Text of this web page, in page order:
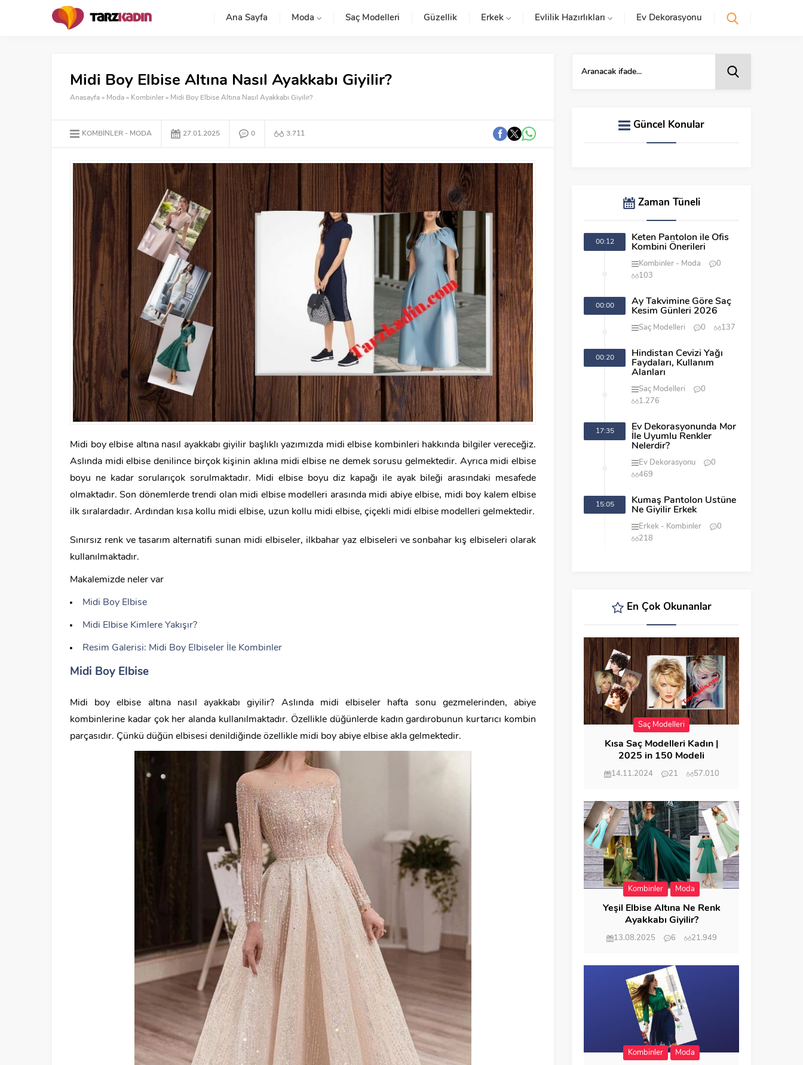
Ana Sayfa Moda Saç Modelleri Güzellik Erkek Evlilik Hazırlıkları Ev Dekorasyonu
Midi Boy Elbise Altına Nasıl Ayakkabı Giyilir?
Anasayfa » Moda » Kombinler » Midi Boy Elbise Altına Nasıl Ayakkabı Giyilir?
KOMBINLER MODA 27.01.2025 0 3.711
Midi boy elbise altına nasıl ayakkabı giyilir başlıklı yazımızda midi elbise kombinleri hakkında bilgiler vereceğiz.
Aslında midi elbise denilince birçok kişinin aklına midi elbise ne demek sorusu gelmektedir. Ayrıca midi elbise
boyu ne kadar sorularıçok sorulmaktadır. Midi elbise boyu diz kapağı ile ayak bileği arasındaki mesafede
olmaktadır. Son dönemlerde trendi olan midi elbise modelleri arasında midi abiye elbise, midi boy kalem elbise
ilk sıralardadır. Ardından kısa kollu midi elbise, uzun kollu midi elbise, çiçekli midi elbise modelleri gelmektedir.
Sınırsız renk ve tasarım alternatifi sunan midi elbiseler, ilkbahar yaz elbiseleri ve sonbahar kış elbiseleri olarak
kullanılmaktadır.
Makalemizde neler var
Midi Boy Elbise
Midi Elbise Kimlere Yakışır?
Resim Galerisi: Midi Boy Elbiseler İle Kombinler
Midi Boy Elbise
Midi boy elbise altına nasıl ayakkabı giyilir? Aslında midi elbiseler hafta sonu gezmelerinden, abiye
kombinlerine kadar çok her alanda kullanılmaktadır. Özellikle düğünlerde kadın gardırobunun kurtarıcı kombin
parçasıdır. Çünkü düğün elbisesi denildiğinde özellikle midi boy abiye elbise akla gelmektedir.
Güncel Konular
Zaman Tüneli
00:12
Keten Pantolon ile Ofis
Kombini Önerileri
Kombinler Moda
0
103
00:00
Ay Takvimine Göre Saç
Kesim Günleri 2026
Saç Modelleri 0 137
00:20
Hindistan Cevizi Yağı
Faydaları, Kullanım
Alanları
Saç Modelleri
0
1.276
17:35
Ev Dekorasyonunda Mor
İle Uyumlu Renkler
Nelerdir?
Ev Dekorasyonu
0
469
15:05
Kumaş Pantolon Üstüne
Ne Giyilir Erkek
Erkek Kombinler
0
218
En Çok Okunanlar
Saç Modelleri
Kısa Saç Modelleri Kadın |
2025 in 150 Modeli
14.11.2024 21 57.010
Kombinler Moda
Yeşil Elbise Altına Ne Renk
Ayakkabı Giyilir?
13.08.2025 6 21.949
Kombinler Moda